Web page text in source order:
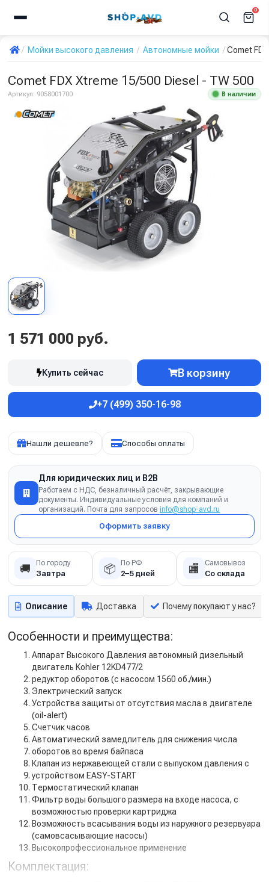
0
Мойки высокого давления Автономные мойки Comet
Comet FDX Xtreme 15/500 Diesel - TW 500
Артикул: 9058001700 В наличии
1 571 000 руб.
Купить сейчас В корзину
+7 (499) 350-16-98
Нашли дешевле? Способы оплаты
Для юридических лиц и B2B
Работаем с НДС, безналичный расчёт, закрывающие
документы. Индивидуальные условия для компаний и
организаций. Почта для запросов info@shop-avd.ru
Оформить заявку
🚚 По городу
Завтра 📦 По РФ
2–5 дней 🏬 Самовывоз
Со склада
Описание Доставка Почему покупают у нас?
Особенности и преимущества:
Аппарат Высокого Давления автономный дизельный
двигатель Kohler 12KD477/2
редуктор оборотов (с насосом 1560 об./мин.)
Электрический запуск
Устройства защиты от отсутствия масла в двигателе
(oil-alert)
Счетчик часов
Автоматический замедлитель для снижения числа
оборотов во время байпаса
Клапан из нержавеющей стали с выпуском давления с
устройством EASY-START
Термостатический клапан
Фильтр воды большого размера на входе насоса, с
возможностью проверки картриджа
Возможность всасывания воды из наружного резервуара
(самовсасывающие насосы)
Высокопрофессиональное применение
Комплектация: